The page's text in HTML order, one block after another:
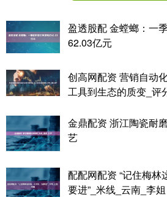
盈透股配 金螳螂：一
62.03亿元
创高网配资 营销自动
工具到生态的质变_评
金鼎配资 浙江陶瓷耐
艺
配配网配资 “记住梅林
要进”_米线_云南_李姐